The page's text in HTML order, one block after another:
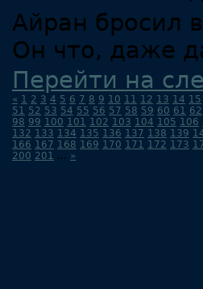
Айран бросил
Он что, даже
Перейти на
« 1 2 3 4 5 6 7 8 9 10 11 12 13 14 15
51 52 53 54 55 56 57 58 59 60 61 62
98 99 100 101 102 103 104 105 106
132 133 134 135 136 137 138 139
166 167 168 169 170 171 172 173
200 201 ... »